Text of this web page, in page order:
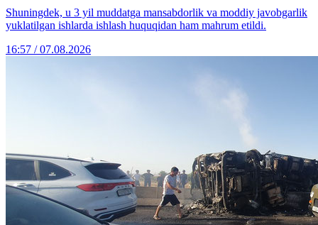
Shuningdek, u 3 yil muddatga mansabdorlik va moddiy javobgarlik
yuklatilgan ishlarda ishlash huquqidan ham mahrum etildi.
16:57 / 07.08.2026